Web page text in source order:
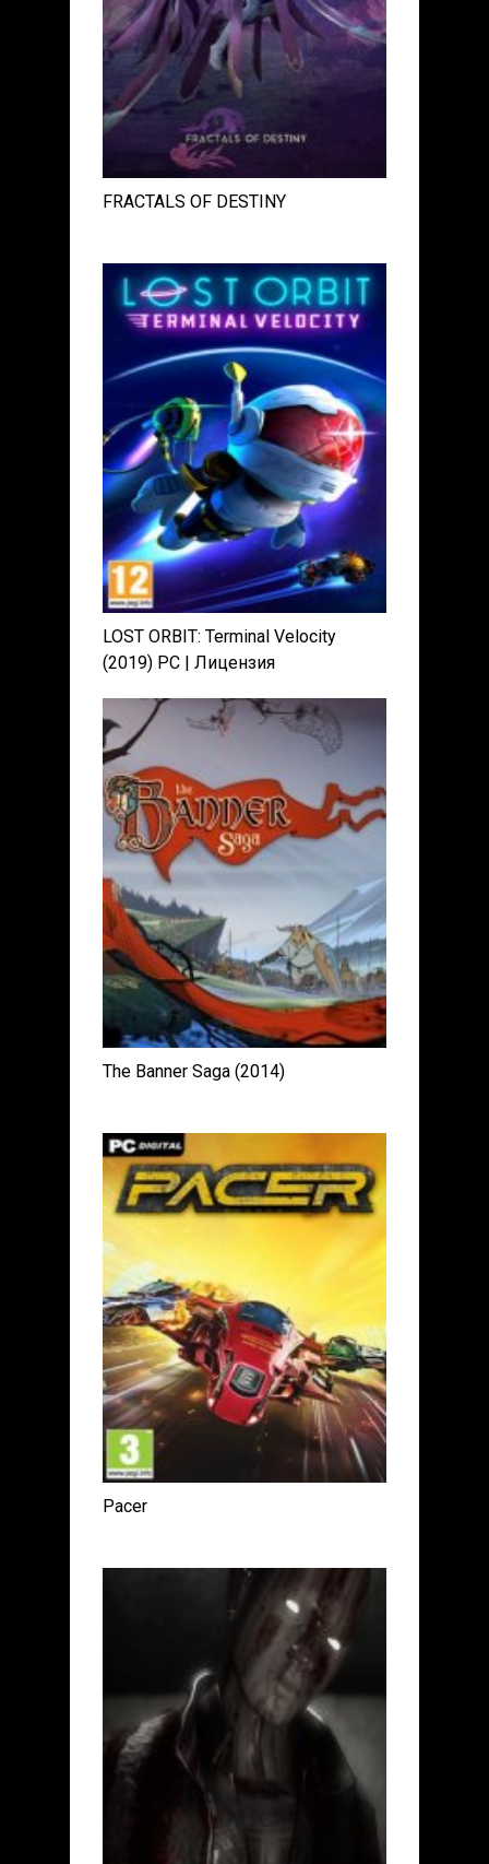
FRACTALS OF DESTINY
LOST ORBIT: Terminal Velocity
(2019) PC | Лицензия
The Banner Saga (2014)
Pacer